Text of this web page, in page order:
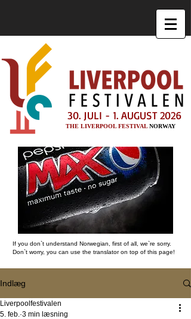
30. JULI - 1. AUGUST 2026
THE LIVERPOOL FESTIVALNORWAY
If you don`t understand Norwegian, first of all, we`re sorry.
Don`t worry, you can use the translator on top of this page!
Indlæg
Liverpoolfestivalen
5. feb. 3 min læsning